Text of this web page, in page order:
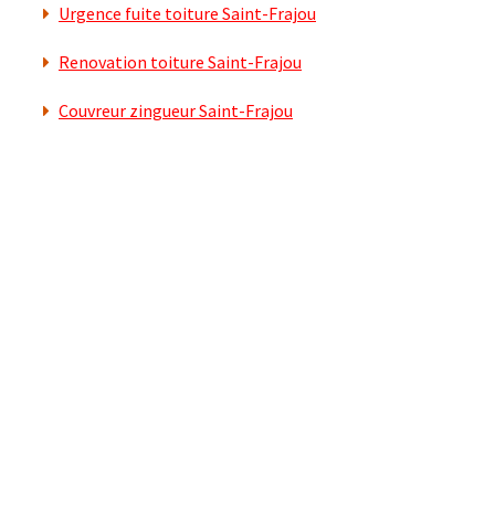
Urgence fuite toiture Saint-Frajou
Renovation toiture Saint-Frajou
Couvreur zingueur Saint-Frajou